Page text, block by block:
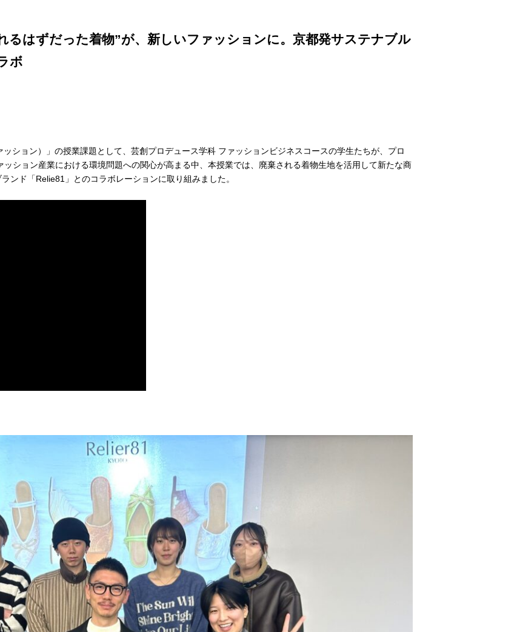
るはずだった着物”が、新しいファッションに。京都発サステナブル
ボ
ション）」の授業課題として、芸創プロデュース学科 ファッションビジネスコースの学生たちが、プロ
ション産業における環境問題への関心が高まる中、本授業では、廃棄される着物生地を活用して新たな商
ンド「Relie81」とのコラボレーションに取り組みました。